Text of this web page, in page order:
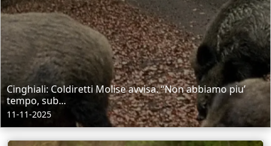
Cinghiali: Coldiretti Molise avvisa. “Non abbiamo piu’
tempo, sub...
11-11-2025